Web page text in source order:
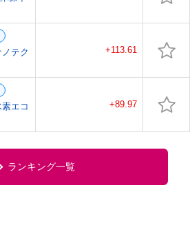
テク
+113.61
エコ
+89.97
ランキング一覧